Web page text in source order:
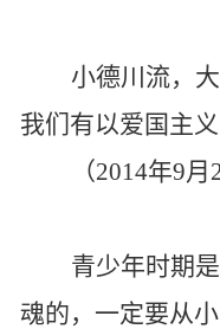
小德川流，
我们有以爱国主
（2014年9月
青少年时期
魂的，一定要从